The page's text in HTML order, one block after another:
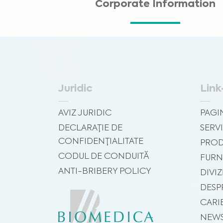
Corporate Information
Juridic
AVIZ JURIDIC
DECLARAȚIE DE
CONFIDENȚIALITATE
CODUL DE CONDUITĂ
ANTI-BRIBERY POLICY
DIVIZII